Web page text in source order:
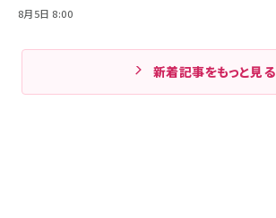
8月5日 8:00
新着記事をもっと見る